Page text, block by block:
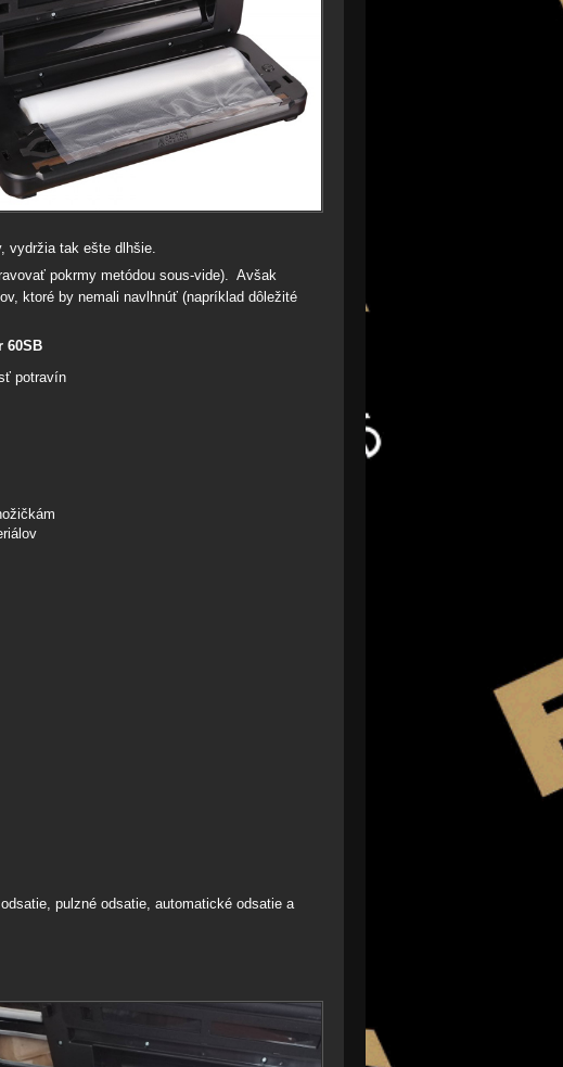
vydržia tak ešte dlhšie.
pokrmy metódou sous-vide). Avšak
ktoré by nemali navlhnúť (napríklad dôležité
60SB
potravín
pulzné odsatie, automatické odsatie a